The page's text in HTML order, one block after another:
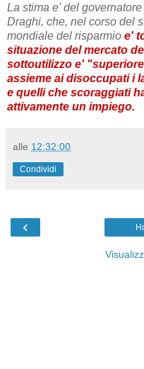
La stima e' del
Draghi, che, nel corso del
mondiale del risparmio e'
situazione del mercato
sottoutilizzo e'
assieme ai disoccupati i
e quelli che scoraggiati
attivamente un impiego.
alle 12:32:00
Condividi
‹